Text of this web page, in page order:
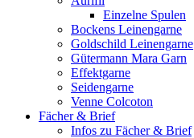
Einzelne Spulen
Bockens Leinengarne
Goldschild Leinengarne
Gütermann Mara Garn
Effektgarne
Seidengarne
Venne Colcoton
Fächer & Brief
Infos zu Fächer & Brief